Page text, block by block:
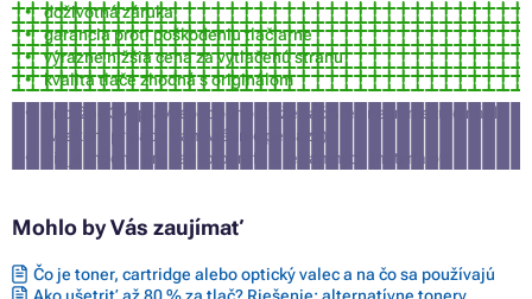
doživotná záruka
garancia proti poškodeniu tlačiarne
výrazne nižšia cena za vytlačenú stranu
kvalita tlače zhodná s originálom
približne 3% pravdepodobnosť, že tlačiareň nepríjme túto náplň
(v takom prípade Vám vrátime peniaze)
nie je vhodná pre tlač fotografií a reklamných materiálov
Mohlo by Vás zaujímať
Čo je toner, cartridge alebo optický valec a na čo sa používajú